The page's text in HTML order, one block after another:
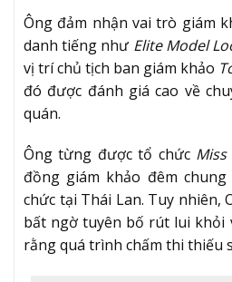
Ông đảm nhận vai trò giám
danh tiếng như Elite Model
vị trí chủ tịch ban giám khảo
đó được đánh giá cao về
quán.
Ông từng được tổ chức
đồng giám khảo đêm
chức tại Thái Lan. Tuy nhiên,
bất ngờ tuyên bố rút lui khỏi
rằng quá trình chấm thi thiếu